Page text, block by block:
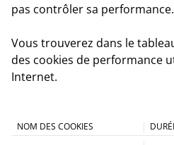
pas contrôler sa performance.
Vous trouverez dans le
des cookies de performance
Internet.
NOM DES COOKIES